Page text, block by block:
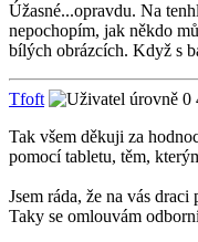
Úžasné...opravdu. Na
nepochopím, jak někdo
bílých obrázcích. Když s
Tfoft
Tak všem děkuji za
pomocí tabletu, těm,
Jsem ráda, že na vás
Taky se omlouvám